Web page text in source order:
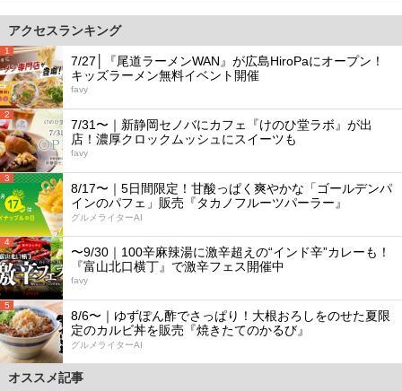
アクセスランキング
1
7/27│『尾道ラーメンWAN』が広島HiroPaにオープン！
キッズラーメン無料イベント開催
favy
2
7/31〜｜新静岡セノバにカフェ『けのひ堂ラボ』が出
店！濃厚クロックムッシュにスイーツも
favy
3
8/17〜｜5日間限定！甘酸っぱく爽やかな「ゴールデンパ
インのパフェ」販売『タカノフルーツパーラー』
グルメライターAI
4
〜9/30｜100辛麻辣湯に激辛超えの“インド辛”カレーも！
『富山北口横丁』で激辛フェス開催中
favy
5
8/6〜｜ゆずぽん酢でさっぱり！大根おろしをのせた夏限
定のカルビ丼を販売『焼きたてのかるび』
グルメライターAI
オススメ記事